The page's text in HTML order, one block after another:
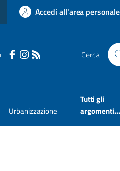
Accedi all'area personale
Cerca
Urbanizzazione
Tutti gli
argomenti...